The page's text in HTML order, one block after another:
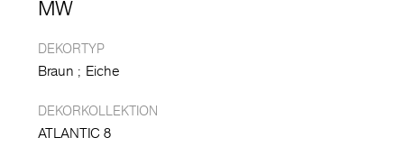
MW
DEKORTYP
Braun Eiche
DEKORKOLLEKTION
ATLANTIC 8